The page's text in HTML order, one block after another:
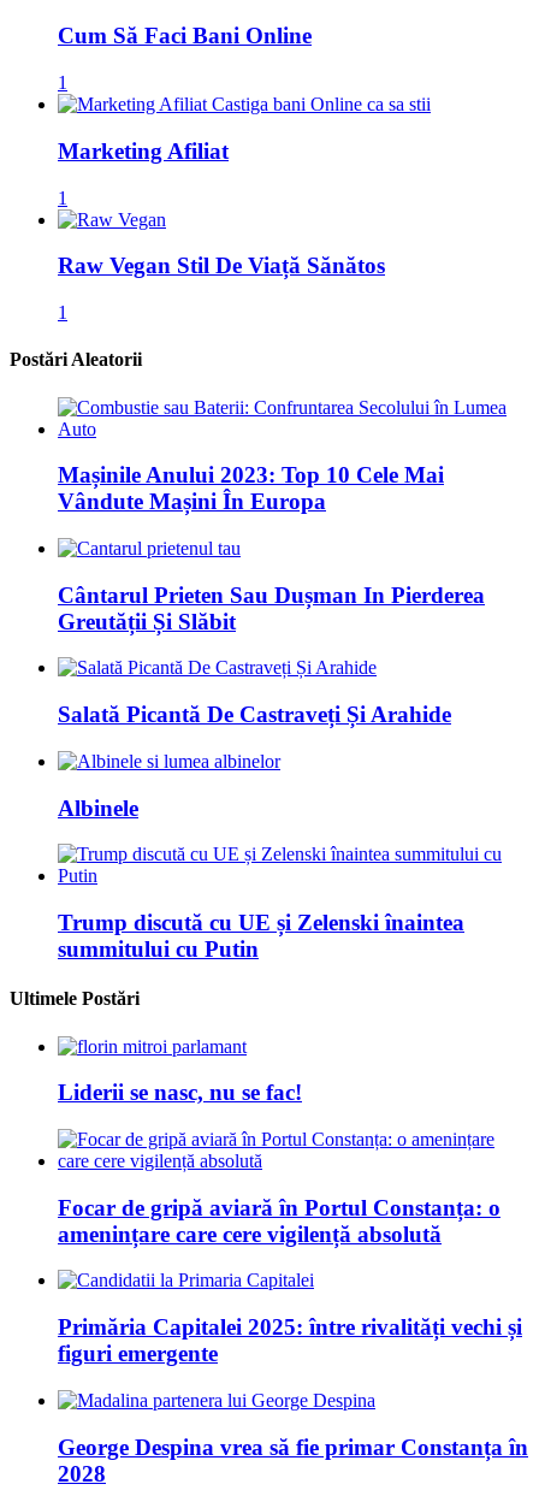
Cum Să Faci Bani Online
1
Marketing Afiliat
1
Raw Vegan Stil De Viață Sănătos
1
Postări Aleatorii
Mașinile Anului 2023: Top 10 Cele Mai
Vândute Mașini În Europa
Cântarul Prieten Sau Dușman In Pierderea
Greutății Și Slăbit
Salată Picantă De Castraveți Și Arahide
Albinele
Trump discută cu UE și Zelenski înaintea
summitului cu Putin
Ultimele Postări
Liderii se nasc, nu se fac!
Focar de gripă aviară în Portul Constanța: o
amenințare care cere vigilență absolută
Primăria Capitalei 2025: între rivalități vechi și
figuri emergente
George Despina vrea să fie primar Constanța în
2028